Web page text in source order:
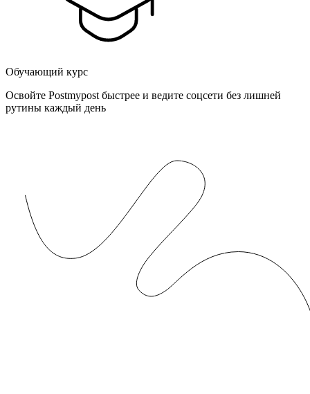
Обучающий курс
Освойте Postmypost быстрее и ведите соцсети без лишней
рутины каждый день